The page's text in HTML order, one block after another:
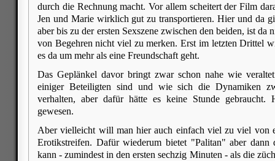
durch die Rechnung macht. Vor allem scheitert der Film
Jen und Marie wirklich gut zu transportieren. Hier und da
aber bis zu der ersten Sexszene zwischen den beiden, ist da
von Begehren nicht viel zu merken. Erst im letzten Drittel
es da um mehr als eine Freundschaft geht.
Das Geplänkel davor bringt zwar schon nahe wie
einiger Beteiligten sind und wie sich die Dynamiken
verhalten, aber dafür hätte es keine Stunde gebraucht.
gewesen.
Aber vielleicht will man hier auch einfach viel zu viel von
Erotikstreifen. Dafür wiederum bietet "Palitan" aber
kann - zumindest in den ersten sechzig Minuten - als die